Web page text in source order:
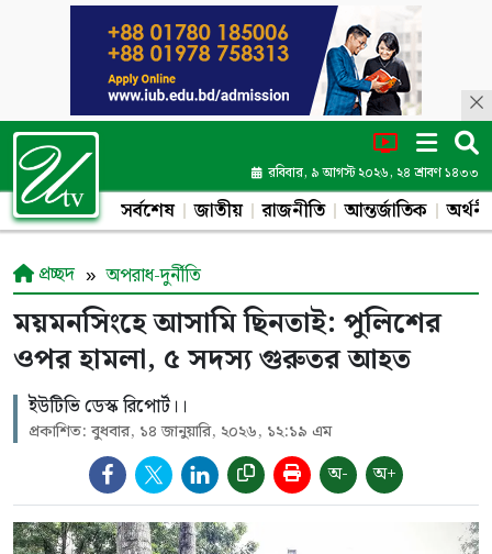
রবিবার, ৯ আগস্ট ২০২৬, ২৪ শ্রাবণ ১৪৩৩
সর্বশেষ জাতীয় রাজনীতি আন্তর্জাতিক
প্রচ্ছদ অপরাধ-দুর্নীতি
ময়মনসিংহে আসামি ছিনতাই: পুলিশের
ওপর হামলা, ৫ সদস্য গুরুতর আহত
ইউটিভি ডেস্ক রিপোর্ট।।
প্রকাশিত: বুধবার, ১৪ জানুয়ারি, ২০২৬, ১২:১৯ এম
অ- অ+